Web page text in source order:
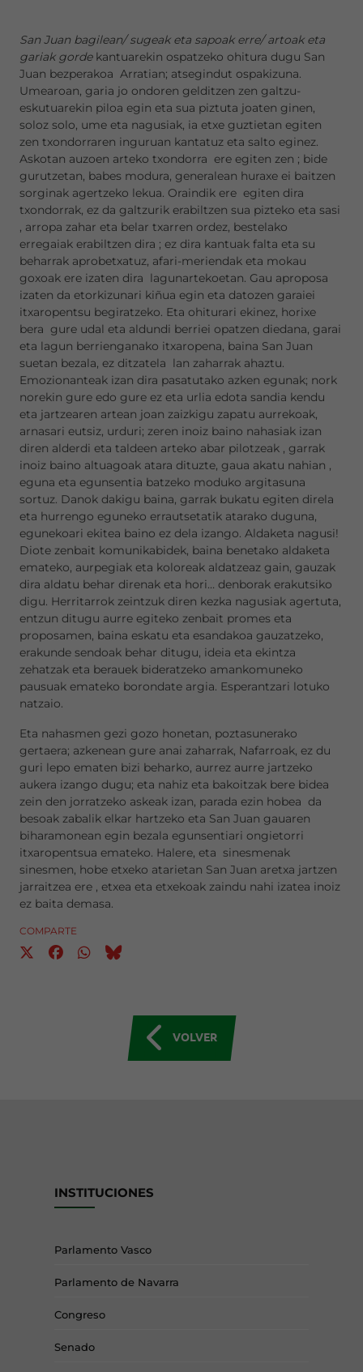
San Juan bagilean/ sugeak eta sapoak erre/ artoak eta
gariak gordekantuarekin ospatzeko ohitura dugu San
Juan bezperakoa Arratian; atsegindut ospakizuna.
Umearoan, garia jo ondoren gelditzen zen galtzu-
eskutuarekin piloa egin eta sua piztuta joaten ginen,
soloz solo, ume eta nagusiak, ia etxe guztietan egiten
zen txondorraren inguruan kantatuz eta salto eginez.
Askotan auzoen arteko txondorra ere egiten zen ; bide
gurutzetan, babes modura, generalean huraxe ei baitzen
sorginak agertzeko lekua. Oraindik ere egiten dira
txondorrak, ez da galtzurik erabiltzen sua pizteko eta sasi
, arropa zahar eta belar txarren ordez, bestelako
erregaiak erabiltzen dira ; ez dira kantuak falta eta su
beharrak aprobetxatuz, afari-meriendak eta mokau
goxoak ere izaten dira lagunartekoetan. Gau aproposa
izaten da etorkizunari kiñua egin eta datozen garaiei
itxaropentsu begiratzeko. Eta ohiturari ekinez, horixe
bera gure udal eta aldundi berriei opatzen diedana, garai
eta lagun berrienganako itxaropena, baina San Juan
suetan bezala, ez ditzatela lan zaharrak ahaztu.
Emozionanteak izan dira pasatutako azken egunak; nork
norekin gure edo gure ez eta urlia edota sandia kendu
eta jartzearen artean joan zaizkigu zapatu aurrekoak,
arnasari eutsiz, urduri; zeren inoiz baino nahasiak izan
diren alderdi eta taldeen arteko abar pilotzeak , garrak
inoiz baino altuagoak atara dituzte, gaua akatu nahian ,
eguna eta egunsentia batzeko moduko argitasuna
sortuz. Danok dakigu baina, garrak bukatu egiten direla
eta hurrengo eguneko errautsetatik atarako duguna,
egunekoari ekitea baino ez dela izango. Aldaketa nagusi!
Diote zenbait komunikabidek, baina benetako aldaketa
emateko, aurpegiak eta koloreak aldatzeaz gain, gauzak
dira aldatu behar direnak eta hori… denborak erakutsiko
digu. Herritarrok zeintzuk diren kezka nagusiak agertuta,
entzun ditugu aurre egiteko zenbait promes eta
proposamen, baina eskatu eta esandakoa gauzatzeko,
erakunde sendoak behar ditugu, ideia eta ekintza
zehatzak eta berauek bideratzeko amankomuneko
pausuak emateko borondate argia. Esperantzari lotuko
natzaio.
Eta nahasmen gezi gozo honetan, poztasunerako
gertaera; azkenean gure anai zaharrak, Nafarroak, ez du
guri lepo ematen bizi beharko, aurrez aurre jartzeko
aukera izango dugu; eta nahiz eta bakoitzak bere bidea
zein den jorratzeko askeak izan, parada ezin hobea da
besoak zabalik elkar hartzeko eta San Juan gauaren
biharamonean egin bezala egunsentiari ongietorri
itxaropentsua emateko. Halere, eta sinesmenak
sinesmen, hobe etxeko atarietan San Juan aretxa jartzen
jarraitzea ere , etxea eta etxekoak zaindu nahi izatea inoiz
ez baita demasa.
COMPARTE
VOLVER
INSTITUCIONES
Parlamento Vasco
Parlamento de Navarra
Congreso
Senado